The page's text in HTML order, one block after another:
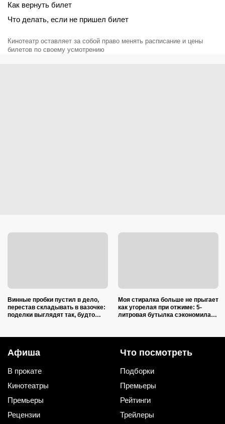
Как вернуть билет
Что делать, если не пришел билет
Кинотеатр оставляет за собой право менять расписание и цены
билетов по своему усмотрению
Винные пробки пустил в дело,
перестав складывать в вазочке:
поделки выглядят так, будто
Моя стиралка больше не прыгает
как угорелая при отжиме: 5-
литровая бутылка сэкономила
Афиша
В прокате
Кинотеатры
Премьеры
Рецензии
Что посмотреть
Подборки
Премьеры
Рейтинги
Трейлеры